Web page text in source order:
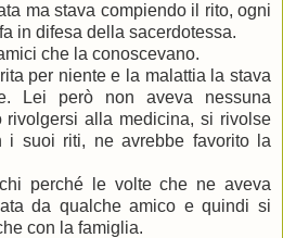
ma stava compiendo il rito, ogni
in difesa della sacerdotessa.
che la conoscevano.
per niente e la malattia la stava
Lei però non aveva nessuna
rivolgersi alla medicina, si rivolse
i suoi riti, ne avrebbe favorito la
perché le volte che ne aveva
da qualche amico e quindi si
con la famiglia.